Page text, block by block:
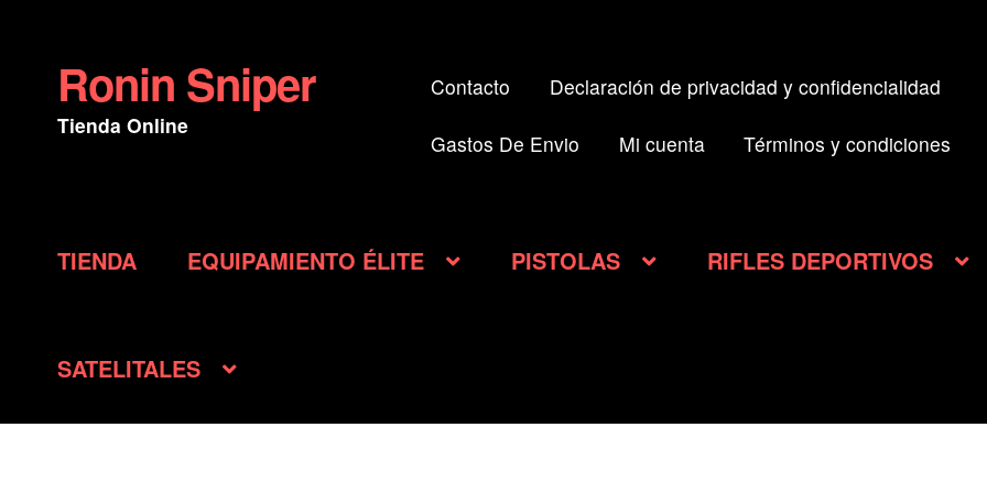
Ir
a
la
Ir
al
contenido
Ronin Sniper
Tienda Online
Contacto Declaración de privacidad y confidencialidad
Gastos De Envio Mi cuenta Términos y condiciones
TIENDA EQUIPAMIENTO ÉLITE PISTOLAS RIFLES DEPORTIVOS
SATELITALES